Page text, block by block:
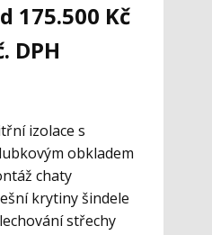
175.500 Kč
DPH
izolace s
obkladem
chaty
krytiny šindele
střechy